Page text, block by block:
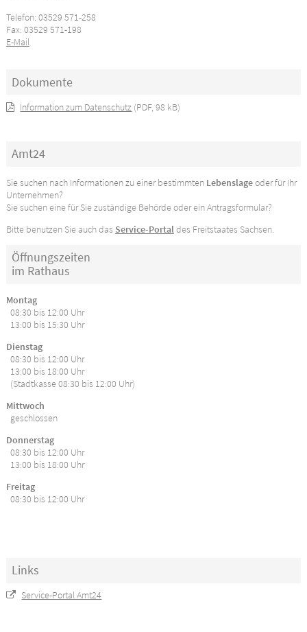
Telefon: 03529 571-258
Fax: 03529 571-198
E-Mail
Dokumente
Information zum Datenschutz (PDF, 98 kB)
Amt24
Sie suchen nach Informationen zu einer bestimmten Lebenslageoder für Ihr
Unternehmen?
Sie suchen eine für Sie zuständige Behörde oder ein Antragsformular?
Bitte benutzen Sie auch das Service-Portaldes Freitstaates Sachsen.
Öffnungszeiten
im Rathaus
Montag
08:30 bis 12:00 Uhr
13:00 bis 15:30 Uhr
Dienstag
08:30 bis 12:00 Uhr
13:00 bis 18:00 Uhr
(Stadtkasse 08:30 bis 12:00 Uhr)
Mittwoch
geschlossen
Donnerstag
08:30 bis 12:00 Uhr
13:00 bis 18:00 Uhr
Freitag
08:30 bis 12:00 Uhr
Links
Service-Portal Amt24